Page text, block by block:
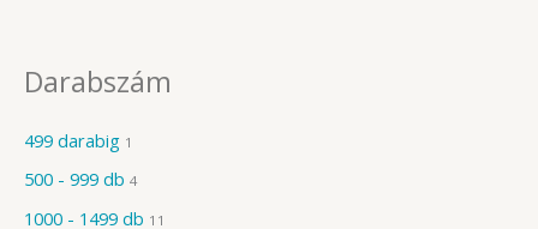
Darabszám
499 darabig 1
500 - 999 db 4
1000 - 1499 db 11